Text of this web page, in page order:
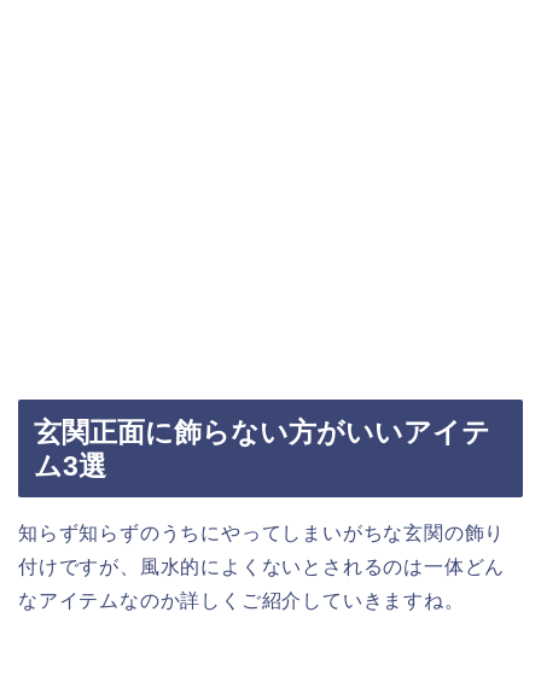
玄関正面に飾らない方がいいアイテ
ム3選
知らず知らずのうちにやってしまいがちな玄関の飾り
付けですが、風水的によくないとされるのは一体どん
なアイテムなのか詳しくご紹介していきますね。